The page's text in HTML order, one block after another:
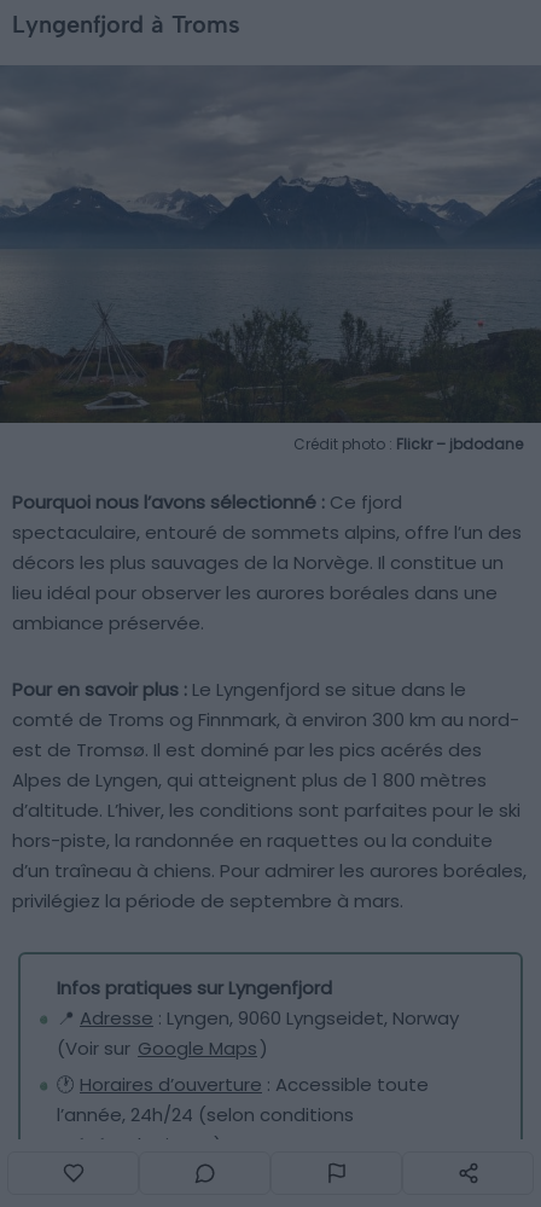
Lyngenfjord à Troms
Crédit photo : Flickr – jbdodane
Pourquoi nous l’avons sélectionné : Ce fjord
spectaculaire, entouré de sommets alpins, offre l’un des
décors les plus sauvages de la Norvège. Il constitue un
lieu idéal pour observer les aurores boréales dans une
ambiance préservée.
Pour en savoir plus : Le Lyngenfjord se situe dans le
comté de Troms og Finnmark, à environ 300 km au nord-
est de Tromsø. Il est dominé par les pics acérés des
Alpes de Lyngen, qui atteignent plus de 1 800 mètres
d’altitude. L’hiver, les conditions sont parfaites pour le ski
hors-piste, la randonnée en raquettes ou la conduite
d’un traîneau à chiens. Pour admirer les aurores boréales,
privilégiez la période de septembre à mars.
Infos pratiques sur Lyngenfjord
📍 Adresse : Lyngen, 9060 Lyngseidet, Norway
(Voir sur Google Maps)
🕐 Horaires d’ouverture : Accessible toute
l’année, 24h/24 (selon conditions
météorologiques)